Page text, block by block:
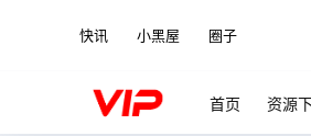
快讯 小黑屋 圈子
首页 资源